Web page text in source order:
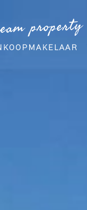
property